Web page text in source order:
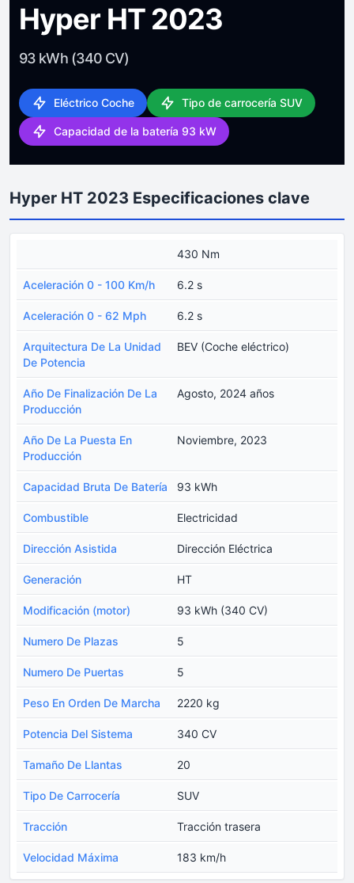
Hyper HT 2023
93 kWh (340 CV)
Eléctrico Coche Tipo de carrocería SUV
Capacidad de la batería 93 kW
Hyper HT 2023 Especificaciones clave
430 Nm
Aceleración 0 - 100 Km/h 6.2 s
Aceleración 0 - 62 Mph 6.2 s
Arquitectura De La Unidad
De Potencia
BEV (Coche eléctrico)
Año De Finalización De La
Producción
Agosto, 2024 años
Año De La Puesta En
Producción
Noviembre, 2023
Capacidad Bruta De Batería 93 kWh
Combustible Electricidad
Dirección Asistida Dirección Eléctrica
Generación HT
Modificación (motor) 93 kWh (340 CV)
Numero De Plazas 5
Numero De Puertas 5
Peso En Orden De Marcha 2220 kg
Potencia Del Sistema 340 CV
Tamaño De Llantas 20
Tipo De Carrocería SUV
Tracción Tracción trasera
Velocidad Máxima 183 km/h